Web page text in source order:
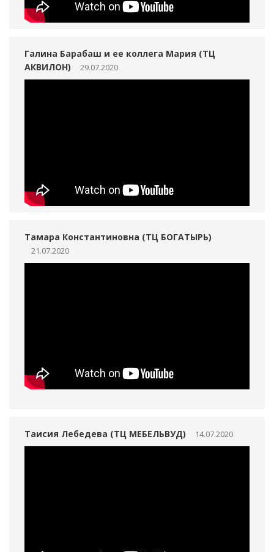
Галина Барабаш и ее коллега Мария (ТЦ
АКВИЛОН)
29.07.2020
Тамара Константиновна (ТЦ БОГАТЫРЬ)
21.07.2020
Таисия Лебедева (ТЦ МЕБЕЛЬВУД) 14.07.2020